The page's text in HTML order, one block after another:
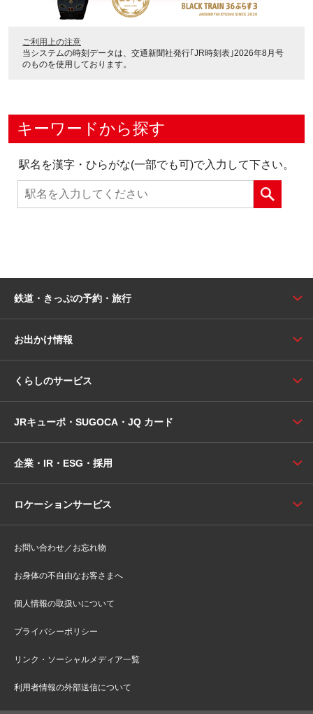
ご利用上の注意
当システムの時刻データは、 交通新聞社発行｢JR時刻表｣2026年8月号
のものを使用しております。
キーワードから探す
駅名を漢字・ひらがな(一部でも可)で入力して下さい。
鉄道・きっぷの予約・旅行
お出かけ情報
くらしのサービス
JRキューポ・SUGOCA・JQ カード
企業・IR・ESG・採用
ロケーションサービス
お問い合わせ／お忘れ物
お身体の不自由なお客さまへ
個人情報の取扱いについて
プライバシーポリシー
リンク・ソーシャルメディア一覧
利用者情報の外部送信について